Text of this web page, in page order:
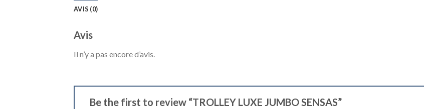
AVIS (0)
Avis
Il n’y a pas encore d’avis.
Be the first to review “TROLLEY LUXE JUMBO SENSAS”